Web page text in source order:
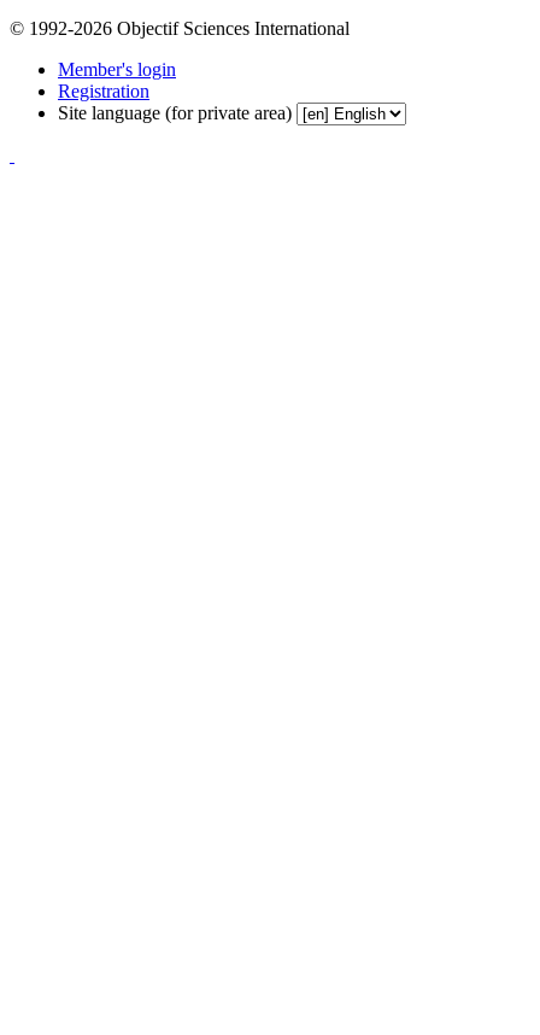
© 1992-2026 Objectif Sciences International
Member's login
Registration
Site language (for private area)